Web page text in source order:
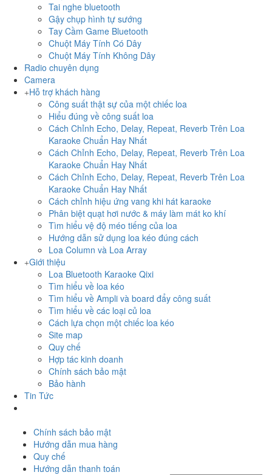
Tai nghe bluetooth
Gậy chụp hình tự sướng
Tay Cầm Game Bluetooth
Chuột Máy Tính Có Dây
Chuột Máy Tính Không Dây
Radio chuyên dụng
Camera
Hỗ trợ khách hàng
Công suất thật sự của một chiếc loa
Hiểu đúng về công suất loa
Cách Chỉnh Echo, Delay, Repeat, Reverb Trên Loa
Karaoke Chuẩn Hay Nhất
Cách Chỉnh Echo, Delay, Repeat, Reverb Trên Loa
Karaoke Chuẩn Hay Nhất
Cách Chỉnh Echo, Delay, Repeat, Reverb Trên Loa
Karaoke Chuẩn Hay Nhất
Cách chỉnh hiệu ứng vang khi hát karaoke
Phân biệt quạt hơi nước & máy làm mát ko khí
Tìm hiểu vệ độ méo tiếng của loa
Hướng dẫn sử dụng loa kéo đúng cách
Loa Column và Loa Array
Giới thiệu
Loa Bluetooth Karaoke Qixi
Tìm hiểu về loa kéo
Tìm hiểu về Ampli và board đẩy công suất
Tìm hiểu về các loại củ loa
Cách lựa chọn một chiếc loa kéo
Site map
Quy chế
Hợp tác kinh doanh
Chính sách bảo mật
Bảo hành
Tin Tức
Chính sách bảo mật
Hướng dẫn mua hàng
Quy chế
Hướng dẫn thanh toán